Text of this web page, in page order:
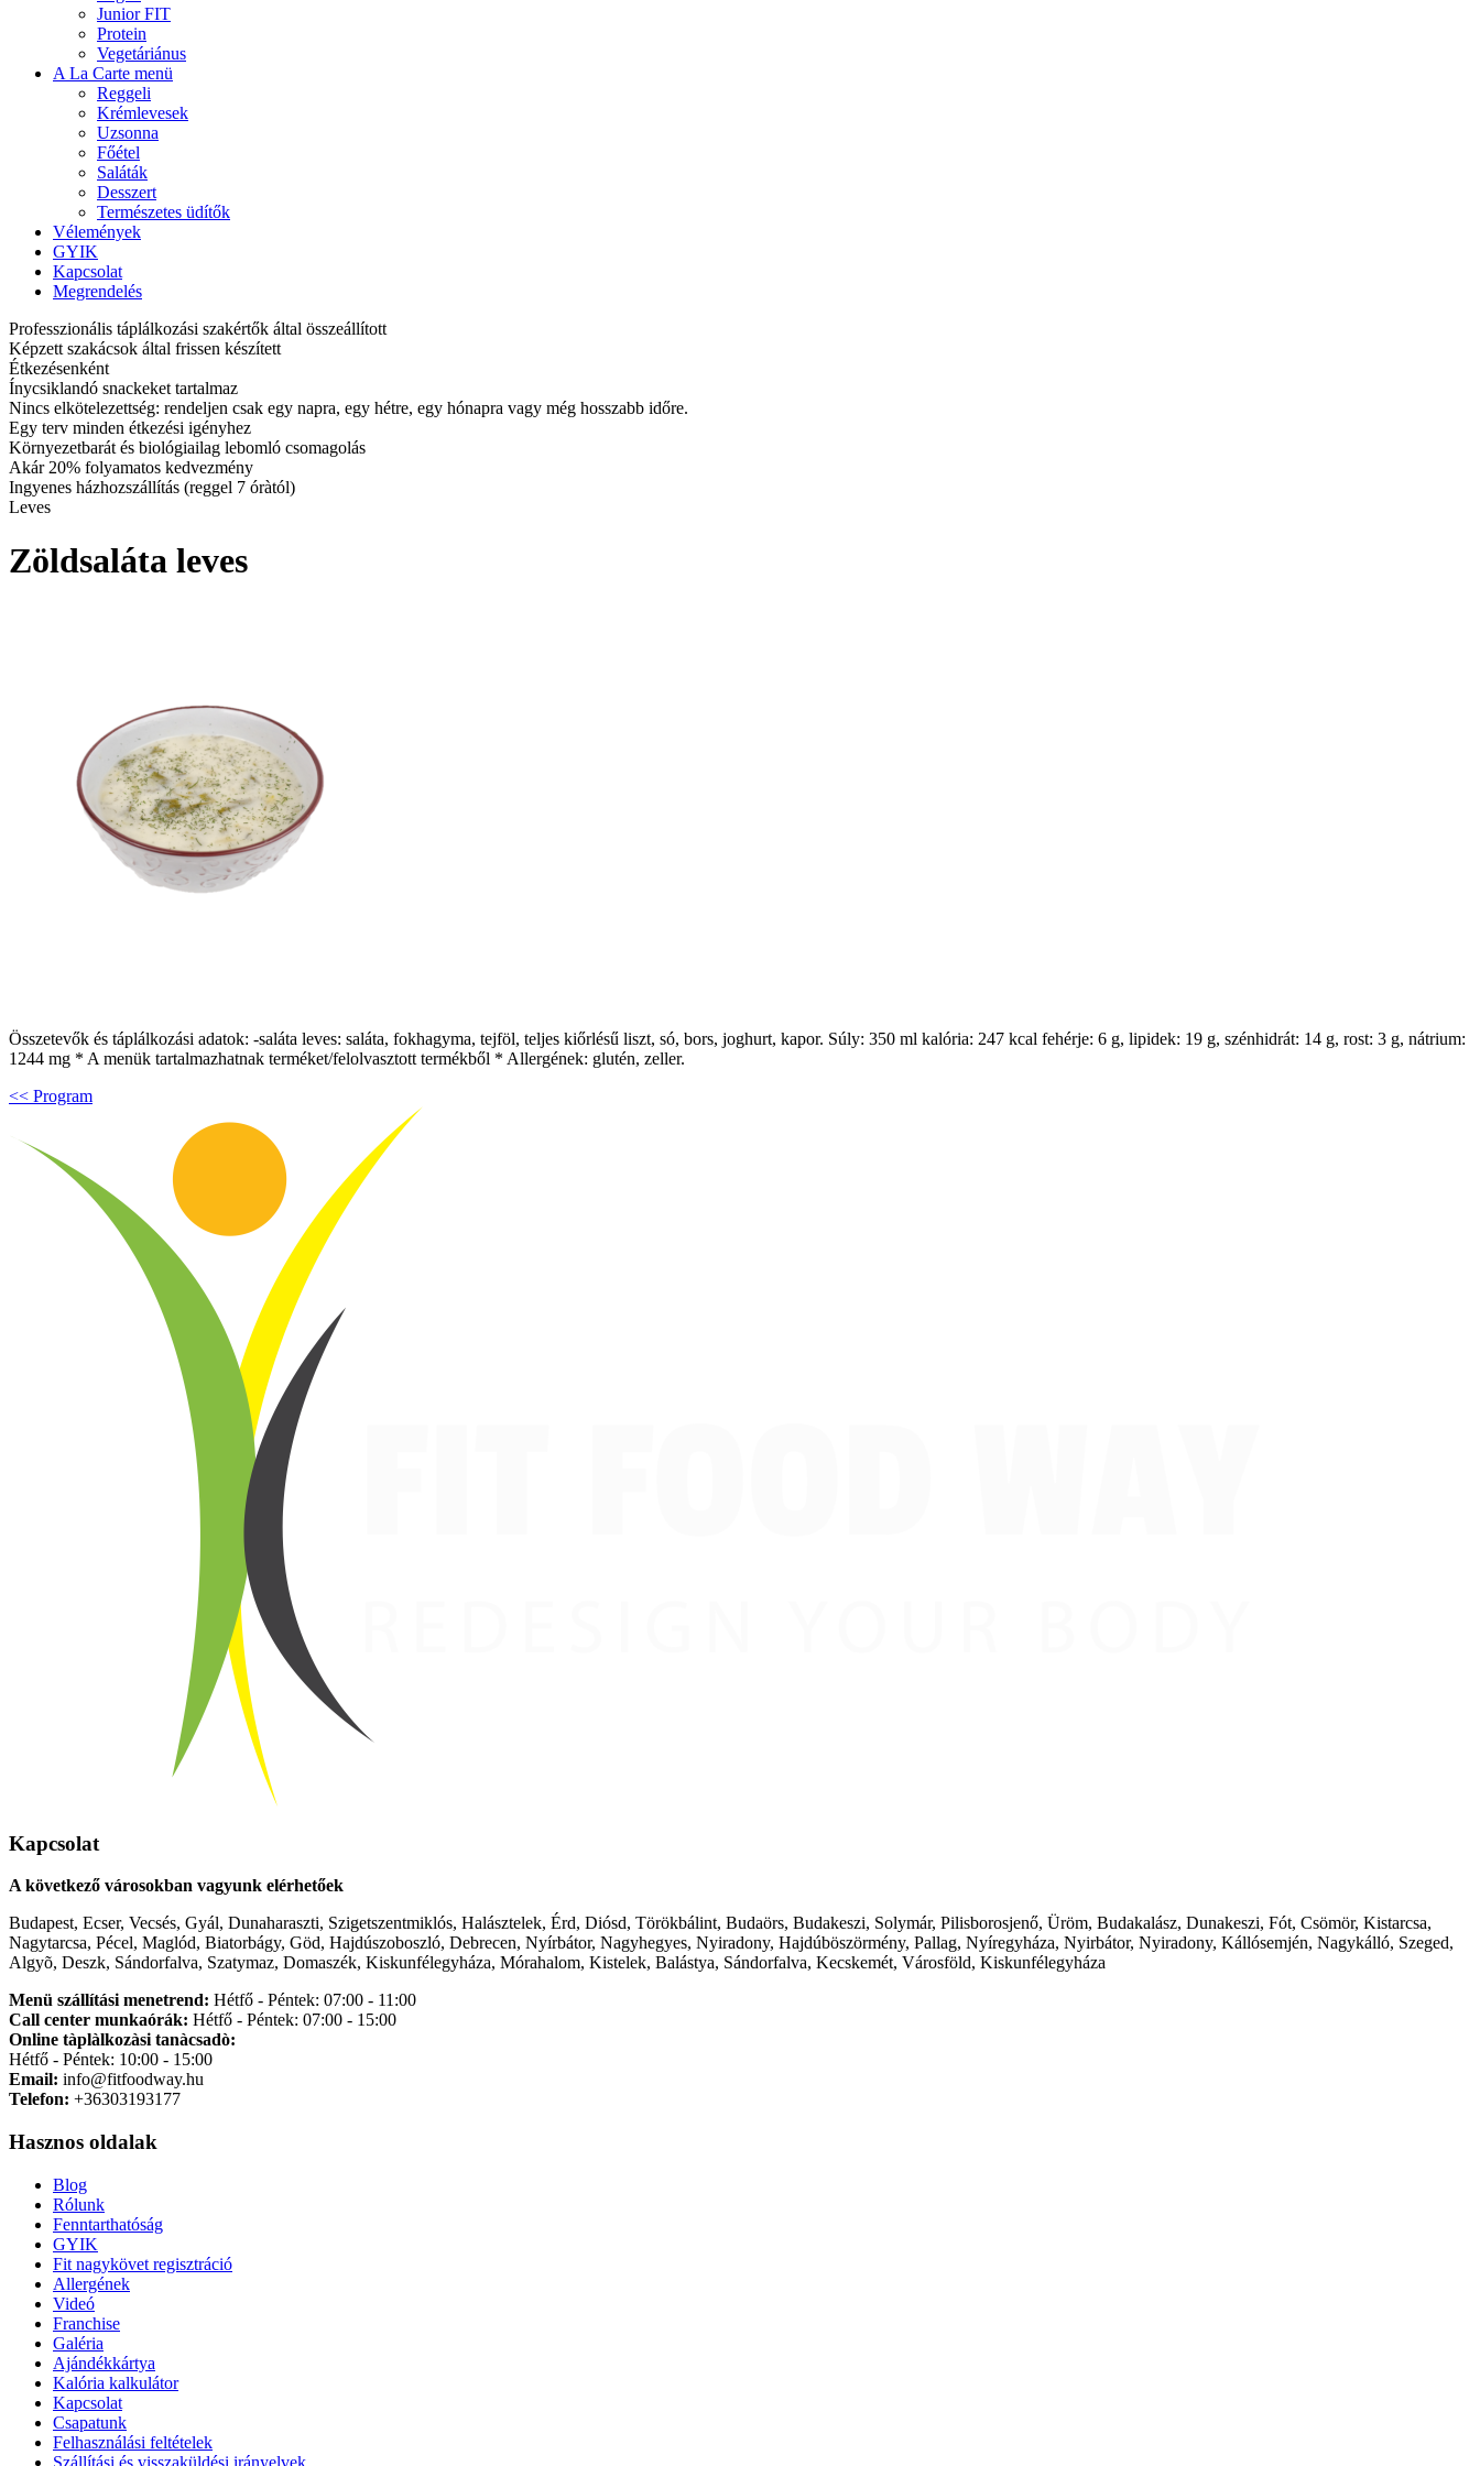
Junior FIT
Protein
Vegetáriánus
A La Carte menü
Reggeli
Krémlevesek
Uzsonna
Főétel
Saláták
Desszert
Természetes üdítők
Vélemények
GYIK
Kapcsolat
Megrendelés
Professzionális táplálkozási szakértők által összeállított
Képzett szakácsok által frissen készített
Étkezésenként
Ínycsiklandó snackeket tartalmaz
Nincs elkötelezettség: rendeljen csak egy napra, egy hétre, egy hónapra vagy még hosszabb időre.
Egy terv minden étkezési igényhez
Környezetbarát és biológiailag lebomló csomagolás
Akár 20% folyamatos kedvezmény
Ingyenes házhozszállítás (reggel 7 óràtól)
Leves
Zöldsaláta leves
Összetevők és táplálkozási adatok: -saláta leves: saláta, fokhagyma, tejföl, teljes kiőrlésű liszt, só, bors, joghurt, kapor. Súly: 350 ml kalória: 247 kcal fehérje: 6 g, lipidek: 19 g, szénhidrát: 14 g, rost: 3 g, nátrium:
1244 mg * A menük tartalmazhatnak terméket/felolvasztott termékből * Allergének: glutén, zeller.
<< Program
Kapcsolat
A következő városokban vagyunk elérhetőek
Budapest, Ecser, Vecsés, Gyál, Dunaharaszti, Szigetszentmiklós, Halásztelek, Érd, Diósd, Törökbálint, Budaörs, Budakeszi, Solymár, Pilisborosjenő, Üröm, Budakalász, Dunakeszi, Fót, Csömör, Kistarcsa,
Nagytarcsa, Pécel, Maglód, Biatorbágy, Göd, Hajdúszoboszló, Debrecen, Nyírbátor, Nagyhegyes, Nyiradony, Hajdúböszörmény, Pallag, Nyíregyháza, Nyirbátor, Nyiradony, Kállósemjén, Nagykálló, Szeged,
Algyõ, Deszk, Sándorfalva, Szatymaz, Domaszék, Kiskunfélegyháza, Mórahalom, Kistelek, Balástya, Sándorfalva, Kecskemét, Városföld, Kiskunfélegyháza
Menü szállítási menetrend: Hétfő - Péntek: 07:00 - 11:00
Call center munkaórák: Hétfő - Péntek: 07:00 - 15:00
Online tàplàlkozàsi tanàcsadò:
Hétfő - Péntek: 10:00 - 15:00
Email: info@fitfoodway.hu
Telefon: +36303193177
Hasznos oldalak
Blog
Rólunk
Fenntarthatóság
GYIK
Fit nagykövet regisztráció
Allergének
Videó
Franchise
Galéria
Ajándékkártya
Kalória kalkulátor
Kapcsolat
Csapatunk
Felhasználási feltételek
Szállítási és visszaküldési irányelvek